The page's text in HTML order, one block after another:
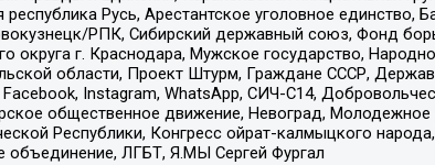
республика Русь, Арестантское уголовное
РПК, Сибирский державный союз, Фонд
округа г. Краснодара, Мужское государство,
области, Проект Штурм, Граждане СССР,
Instagram, WhatsApp, СИЧ-С14,
общественное движение, Невоград,
Республики, Конгресс ойрат-калмыцкого
объединение, ЛГБТ, Я.МЫ Сергей Фургал